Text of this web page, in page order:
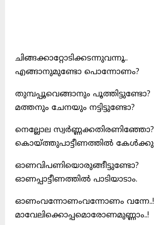
ചിങ്ങക്കാറ്റോടിക്കടന്നുവന്നൂ..
എങ്ങാനുമുണ്ടോ പൊന്നോണം?
തുമ്പപ്പൂവെങ്ങാനും പൂത്തിട്ടുണ്ടോ?
മത്തനും ചേനയും നട്ടിട്ടുണ്ടോ?
നെല്ലോല സ്വർണ്ണക്കതിരണിഞ്ഞോ?
കൊയ്ത്തുപാട്ടീണത്തിൽ
ഓണവിപണിയൊരുങ്ങീട്ടുണ്ടോ?
ഓണപ്പാട്ടീണത്തിൽ പാടിയാടാം.
ഓണംവന്നോണംവന്നോണം വന്നേ..!
മാവേലിക്കൊപ്പമൊരോണമുണ്ണാം..!